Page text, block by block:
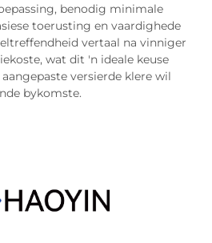
benodig minimale
toerusting en vaardighede
vertaal na vinniger
wat dit 'n ideale keuse
versierde klere wil
bykomste.